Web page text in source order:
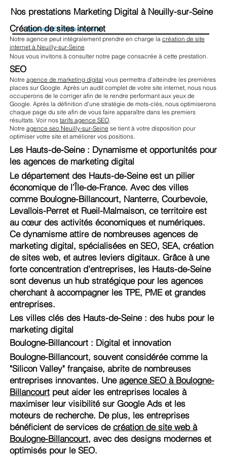
Agences SEA Hauts-de-Seine
Nos prestations Marketing Digital à Neuilly-sur-Seine
Création de sites internet
Notre agence peut intégralement prendre en charge la création de site
internet à Neuilly-sur-Seine
Nous vous invitons à consulter notre page consacrée à cette prestation.
SEO
Notre agence de marketing digital vous permettra d'atteindre les premières
places sur Google. Après un audit complet de votre site internet, nous nous
occuperons de le corriger afin de le rendre performant aux yeux de
Google. Après la définition d'une stratégie de mots-clés, nous optimiserons
chaque page du site afin de vous faire apparaître dans les premiers
résultats. Voir nos tarifs agence SEO.
Notre agence seo Neuilly-sur-Seine se tient à votre disposition pour
optimiser votre site et améliorer vos positions.
Les Hauts-de-Seine : Dynamisme et opportunités pour
les agences de marketing digital
Le département des Hauts-de-Seine est un pilier
économique de l’Île-de-France. Avec des villes
comme Boulogne-Billancourt, Nanterre, Courbevoie,
Levallois-Perret et Rueil-Malmaison, ce territoire est
au cœur des activités économiques et numériques.
Ce dynamisme attire de nombreuses agences de
marketing digital, spécialisées en SEO, SEA, création
de sites web, et autres leviers digitaux. Grâce à une
forte concentration d’entreprises, les Hauts-de-Seine
sont devenus un hub stratégique pour les agences
cherchant à accompagner les TPE, PME et grandes
entreprises.
Les villes clés des Hauts-de-Seine : des hubs pour le
marketing digital
Boulogne-Billancourt : Digital et innovation
Boulogne-Billancourt, souvent considérée comme la
"Silicon Valley" française, abrite de nombreuses
entreprises innovantes. Uneagence SEO à Boulogne-
Billancourtpeut aider les entreprises locales à
maximiser leur visibilité sur Google Ads et les
moteurs de recherche. De plus, les entreprises
bénéficient de services decréation de site web à
Boulogne-Billancourt, avec des designs modernes et
optimisés pour le SEO.